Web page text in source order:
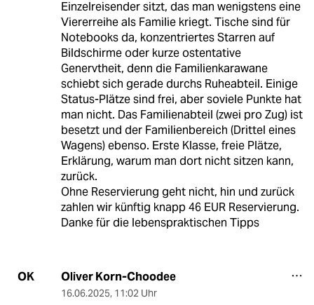
Einzelreisender sitzt, das man wenigstens eine
Viererreihe als Familie kriegt. Tische sind für
Notebooks da, konzentriertes Starren auf
Bildschirme oder kurze ostentative
Genervtheit, denn die Familienkarawane
schiebt sich gerade durchs Ruheabteil. Einige
Status-Plätze sind frei, aber soviele Punkte hat
man nicht. Das Familienabteil (zwei pro Zug) ist
besetzt und der Familienbereich (Drittel eines
Wagens) ebenso. Erste Klasse, freie Plätze,
Erklärung, warum man dort nicht sitzen kann,
zurück.
Ohne Reservierung geht nicht, hin und zurück
zahlen wir künftig knapp 46 EUR Reservierung.
Danke für die lebenspraktischen Tipps
OK Oliver Korn-Choodee
16.06.2025, 11:02 Uhr